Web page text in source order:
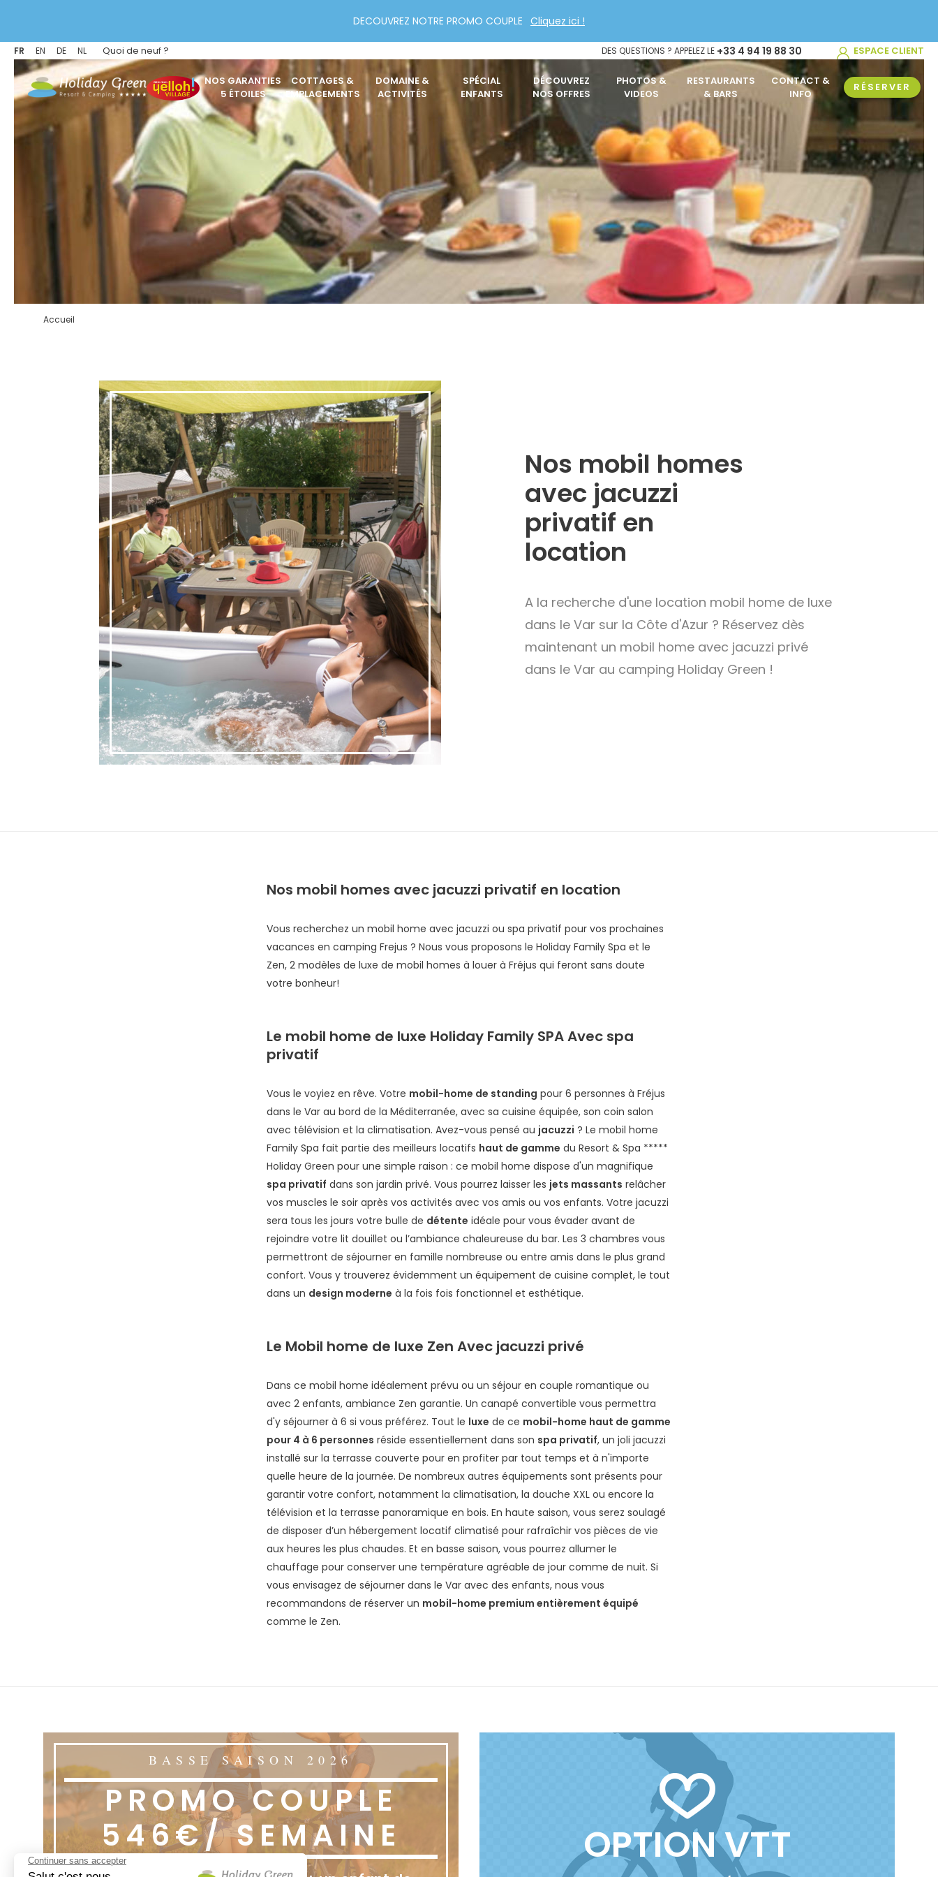
DES QUESTIONS ? APPELEZ LE +33 4 94 19 88 30 ESPACE CLIENT
RÉSERVER
FR EN DE NL Quoi de neuf ?
NOS GARANTIES
5 ÉTOILES
COTTAGES &
EMPLACEMENTS
DOMAINE &
ACTIVITÉS
SPÉCIAL
ENFANTS
DÉCOUVREZ
NOS OFFRES
PHOTOS &
VIDEOS
RESTAURANTS
& BARS
CONTACT &
INFO
DECOUVREZ NOTRE PROMO COUPLE Cliquez ici !
Accueil
Nos mobil homes
avec jacuzzi
privatif en
location
A la recherche d'une location mobil home de luxe
dans le Var sur la Côte d'Azur ? Réservez dès
maintenant un mobil home avec jacuzzi privé
dans le Var au camping Holiday Green !
Nos mobil homes avec jacuzzi privatif en location
Vous recherchez un mobil home avec jacuzzi ou spa privatif pour vos prochaines
vacances en camping Frejus ? Nous vous proposons le Holiday Family Spa et le
Zen, 2 modèles de luxe de mobil homes à louer à Fréjus qui feront sans doute
votre bonheur!
Le mobil home de luxe Holiday Family SPA Avec spa
privatif
Vous le voyiez en rêve. Votre mobil-home de standing pour 6 personnes à Fréjus
dans le Var au bord de la Méditerranée, avec sa cuisine équipée, son coin salon
avec télévision et la climatisation. Avez-vous pensé au jacuzzi ? Le mobil home
Family Spa fait partie des meilleurs locatifs haut de gamme du Resort & Spa *****
Holiday Green pour une simple raison : ce mobil home dispose d'un magnifique
spa privatif dans son jardin privé. Vous pourrez laisser les jets massants relâcher
vos muscles le soir après vos activités avec vos amis ou vos enfants. Votre jacuzzi
sera tous les jours votre bulle de détente idéale pour vous évader avant de
rejoindre votre lit douillet ou l’ambiance chaleureuse du bar. Les 3 chambres vous
permettront de séjourner en famille nombreuse ou entre amis dans le plus grand
confort. Vous y trouverez évidemment un équipement de cuisine complet, le tout
dans un design moderne à la fois fois fonctionnel et esthétique.
Le Mobil home de luxe Zen Avec jacuzzi privé
Dans ce mobil home idéalement prévu ou un séjour en couple romantique ou
avec 2 enfants, ambiance Zen garantie. Un canapé convertible vous permettra
d'y séjourner à 6 si vous préférez. Tout le luxe de ce mobil-home haut de gamme
pour 4 à 6 personnes réside essentiellement dans son spa privatif, un joli jacuzzi
installé sur la terrasse couverte pour en profiter par tout temps et à n'importe
quelle heure de la journée. De nombreux autres équipements sont présents pour
garantir votre confort, notamment la climatisation, la douche XXL ou encore la
télévision et la terrasse panoramique en bois. En haute saison, vous serez soulagé
de disposer d’un hébergement locatif climatisé pour rafraîchir vos pièces de vie
aux heures les plus chaudes. Et en basse saison, vous pourrez allumer le
chauffage pour conserver une température agréable de jour comme de nuit. Si
vous envisagez de séjourner dans le Var avec des enfants, nous vous
recommandons de réserver un mobil-home premium entièrement équipé
comme le Zen.
BASSE SAISON 2026
PROMO COUPLE
546€/ SEMAINE
OPTION VTT